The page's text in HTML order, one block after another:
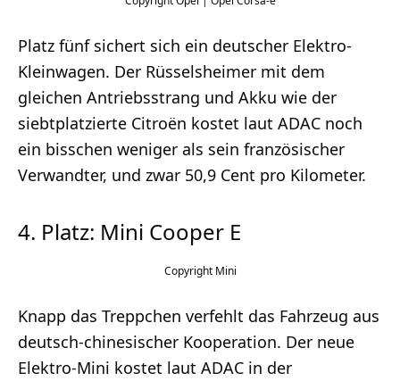
Platz fünf sichert sich ein deutscher Elektro-
Kleinwagen. Der Rüsselsheimer mit dem
gleichen Antriebsstrang und Akku wie der
siebtplatzierte Citroën kostet laut ADAC noch
ein bisschen weniger als sein französischer
Verwandter, und zwar 50,9 Cent pro Kilometer.
4. Platz: Mini Cooper E
Mini
Knapp das Treppchen verfehlt das Fahrzeug aus
deutsch-chinesischer Kooperation. Der neue
Elektro-Mini kostet laut ADAC in der